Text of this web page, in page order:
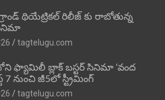
థియేట్రికల్ రిలీజ్ కు రాబోతున్న
tagtelugu.com
ఫ్యామిలీ బ్లాక్ బ‌స్ట‌ర్‌ సినిమా ‘వంద
7 నుంచి జీ5లో స్ట్రీమింగ్
tagtelugu.com